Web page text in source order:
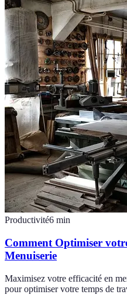
Productivité6 min
Comment Optimiser
Menuiserie
Maximisez votre efficacité en
pour optimiser votre temps de